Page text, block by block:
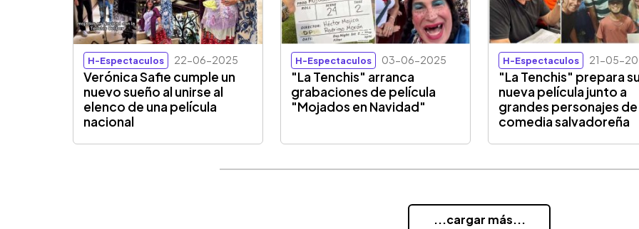
H-Espectaculos 22-06-2025
Verónica Safie cumple un
nuevo sueño al unirse al
elenco de una película
nacional
H-Espectaculos 03-06-2025
"La Tenchis" arranca
grabaciones de película
"Mojados en Navidad"
H-Espectaculos 21-05-
"La Tenchis" prepara
nueva película junto a
grandes personajes de
comedia salvadoreña
...cargar más...